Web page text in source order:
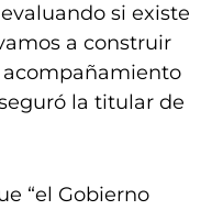
si existe
a construir
acompañamiento
la titular de
“el Gobierno